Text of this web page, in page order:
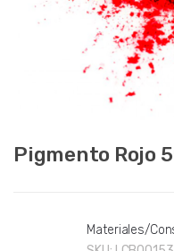
Pigmento Rojo
Materiales/